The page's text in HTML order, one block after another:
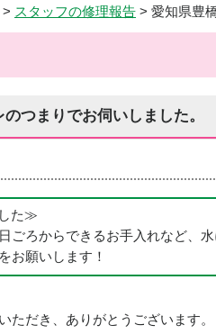
> スタッフの修理報告 > 愛知県豊
つまりでお伺いしました。
た≫
ごろからできるお手入れなど、
お願いします！
ただき、ありがとうございます。